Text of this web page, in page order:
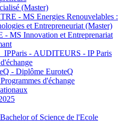
(Master)
- MS Energies Renouvelables :
et Entrepreneuriat (Master)
- MS Innovation et Entreprenariat
- AUDITEURS - IP Paris
- Diplôme EuroteQ
d'échange
of Science de l'Ecole